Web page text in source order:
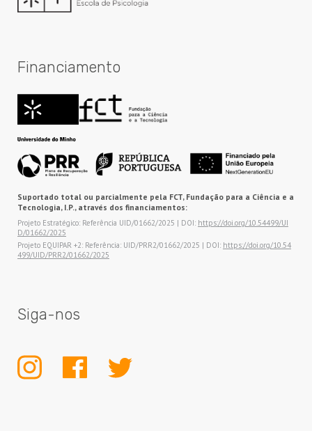
Financiamento
Suportado total ou parcialmente pela FCT, Fundação para a Ciência e a
Tecnologia, I.P., através dos financiamentos:
Projeto Estratégico: Referência UID/01662/2025 | DOI: https://doi.org/10.54499/UI
D/01662/2025
Projeto EQUIPAR +2: Referência: UID/PRR2/01662/2025 | DOI: https://doi.org/10.54
499/UID/PRR2/01662/2025
Siga-nos